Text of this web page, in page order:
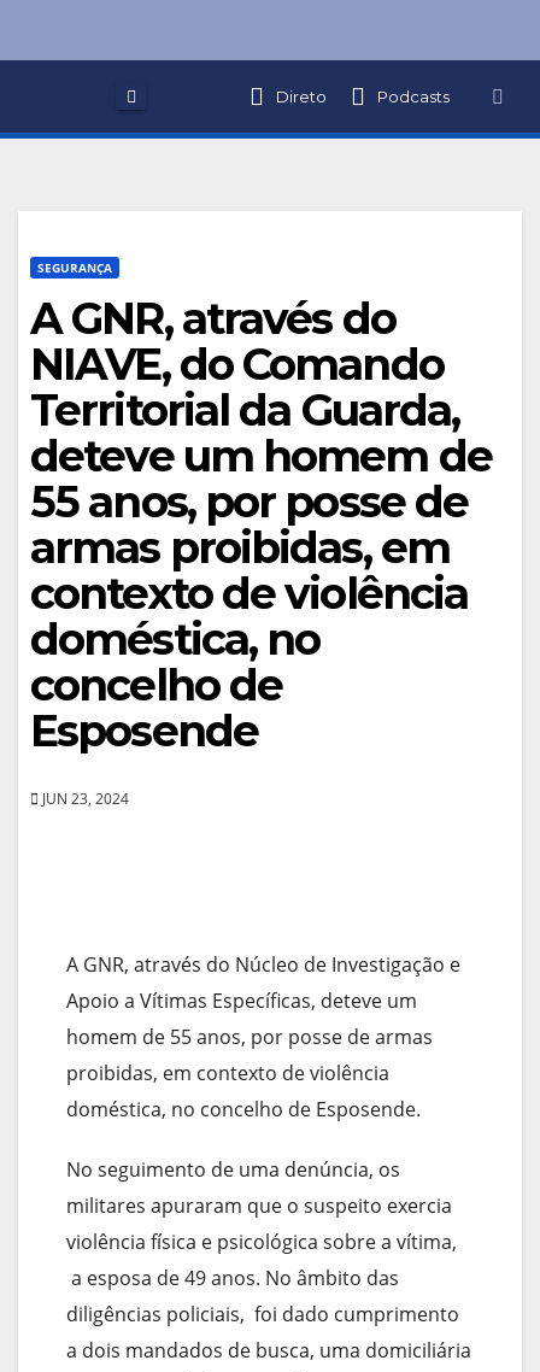
Direto Podcasts
SEGURANÇA
A GNR, através do
NIAVE, do Comando
Territorial da Guarda,
deteve um homem de
55 anos, por posse de
armas proibidas, em
contexto de violência
doméstica, no
concelho de
Esposende
JUN 23, 2024
A GNR, através do Núcleo de Investigação e
Apoio a Vítimas Específicas, deteve um
homem de 55 anos, por posse de armas
proibidas, em contexto de violência
doméstica, no concelho de Esposende.
No seguimento de uma denúncia, os
militares apuraram que o suspeito exercia
violência física e psicológica sobre a vítima,
a esposa de 49 anos. No âmbito das
diligências policiais, foi dado cumprimento
a dois mandados de busca, uma domiciliária